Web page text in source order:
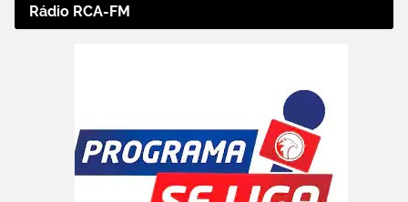
Rádio RCA-FM